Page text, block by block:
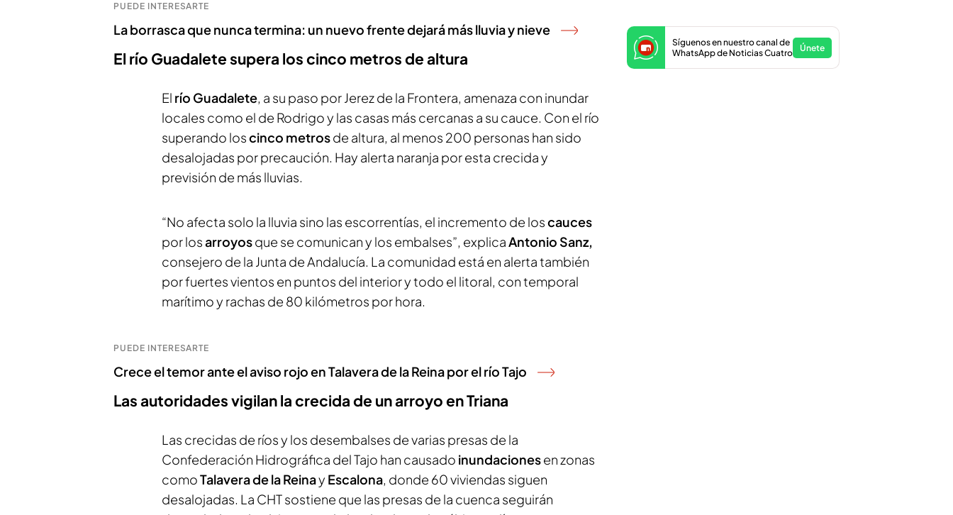
PUEDE INTERESARTE
La borrasca que nunca termina: un nuevo frente dejará más lluvia y nieve
El río Guadalete supera los cinco metros de altura
El río Guadalete, a su paso por Jerez de la Frontera, amenaza con inundar
locales como el de Rodrigo y las casas más cercanas a su cauce. Con el río
superando loscinco metrosde altura, al menos 200 personas han sido
desalojadas por precaución. Hay alerta naranja por esta crecida y
previsión de más lluvias.
“No afecta solo la lluvia sino las escorrentías, el incremento de loscauces
por losarroyosque se comunican y los embalses”, explicaAntonio Sanz,
consejero de la Junta de Andalucía. La comunidad está en alerta también
por fuertes vientos en puntos del interior y todo el litoral, con temporal
marítimo y rachas de 80 kilómetros por hora.
PUEDE INTERESARTE
Crece el temor ante el aviso rojo en Talavera de la Reina por el río Tajo
Las autoridades vigilan la crecida de un arroyo en Triana
Las crecidas de ríos y los desembalses de varias presas de la
Confederación Hidrográfica del Tajo han causado inundacionesen zonas
comoTalavera de la Reinay Escalona, donde 60 viviendas siguen
desalojadas. La CHT sostiene que las presas de la cuenca seguirán
Síguenos en nuestro canal de
WhatsApp de Noticias Cuatro
Únete